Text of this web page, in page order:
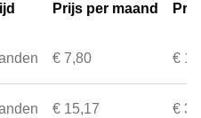
Prijs per maand
€ 7,80 €
€ 15,17 €